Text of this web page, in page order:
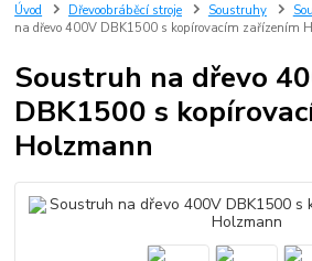
Úvod Dřevoobráběcí stroje Soustruhy
na dřevo 400V DBK1500 s kopírovacím zařízením
Soustruh na dřevo
DBK1500 s
Holzmann